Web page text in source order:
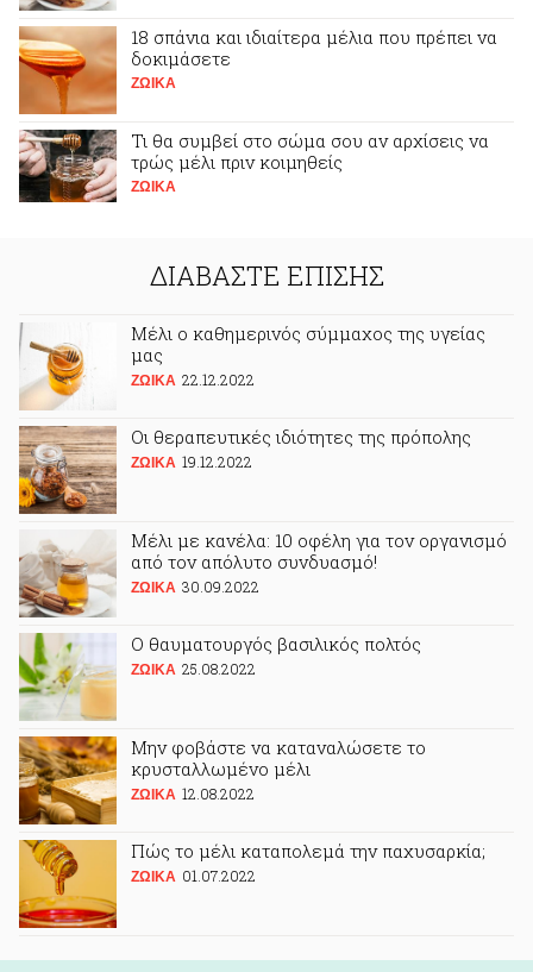
18 σπάνια και ιδιαίτερα μέλια που πρέπει να
δοκιμάσετε
ΖΩΙΚA
Τι θα συμβεί στο σώμα σου αν αρχίσεις να
τρώς μέλι πριν κοιμηθείς
ΖΩΙΚA
ΔΙΑΒΑΣΤΕ ΕΠΙΣΗΣ
Μέλι ο καθημερινός σύμμαχος της υγείας
μας
ΖΩΙΚA 22.12.2022
Οι θεραπευτικές ιδιότητες της πρόπολης
ΖΩΙΚA 19.12.2022
Μέλι με κανέλα: 10 οφέλη για τον οργανισμό
από τον απόλυτο συνδυασμό!
ΖΩΙΚA 30.09.2022
Ο θαυματουργός βασιλικός πολτός
ΖΩΙΚA 25.08.2022
Μην φοβάστε να καταναλώσετε το
κρυσταλλωμένο μέλι
ΖΩΙΚA 12.08.2022
Πώς το μέλι καταπολεμά την παχυσαρκία;
ΖΩΙΚA 01.07.2022